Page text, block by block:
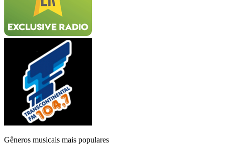
Gêneros musicais mais populares